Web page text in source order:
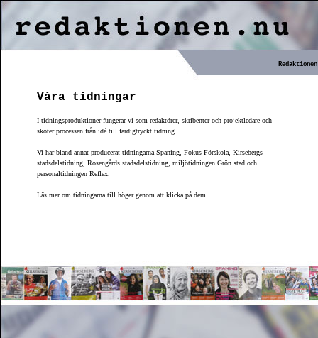
Redaktionen
Våra tidningar
I tidningsproduktioner fungerar vi som redaktörer, skribenter och projektledare och
sköter processen från idé till färdigtryckt tidning.
Vi har bland annat producerat tidningarna Spaning, Fokus Förskola, Kirsebergs
stadsdelstidning, Rosengårds stadsdelstidning, miljötidningen Grön stad och
personaltidningen Reflex.
Läs mer om tidningarna till höger genom att klicka på dem.